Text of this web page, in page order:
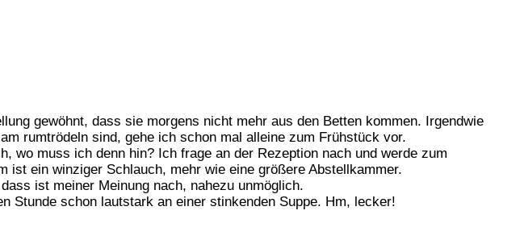
gewöhnt, dass sie morgens nicht mehr aus den Betten kommen. Irgendwie
rumtrödeln sind, gehe ich schon mal alleine zum Frühstück vor.
wo muss ich denn hin? Ich frage an der Rezeption nach und werde zum
ein winziger Schlauch, mehr wie eine größere Abstellkammer.
ist meiner Meinung nach, nahezu unmöglich.
Stunde schon lautstark an einer stinkenden Suppe. Hm, lecker!